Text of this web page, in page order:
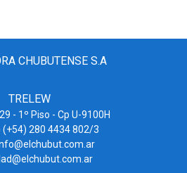
CHUBUTENSE S.A
TRELEW
- 1º Piso - Cp U-9100H
280 4434 802/3